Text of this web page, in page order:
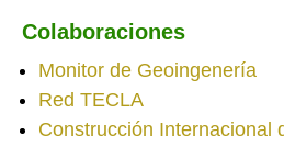
Colaboraciones
Monitor de Geoingenería
Red TECLA
Construcción Internacional